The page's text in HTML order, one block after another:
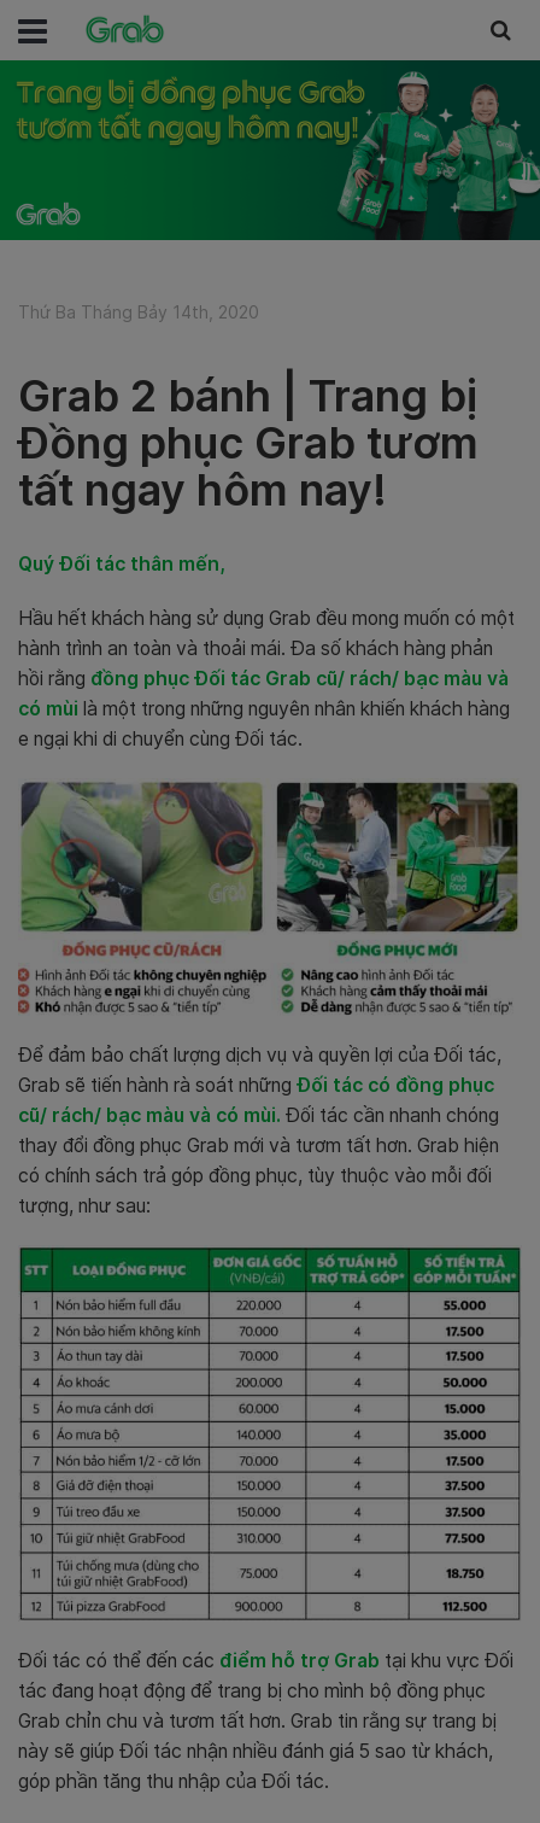
Thứ Ba Tháng Bảy 14th, 2020
Grab 2 bánh | Trang bị
Đồng phục Grab tươm
tất ngay hôm nay!
Quý Đối tác thân mến,
Hầu hết khách hàng sử dụng Grab đều mong muốn có một
hành trình an toàn và thoải mái. Đa số khách hàng phản
hồi rằng đồng phục Đối tác Grab cũ/ rách/ bạc màu và
có mùi là một trong những nguyên nhân khiến khách hàng
e ngại khi di chuyển cùng Đối tác.
Để đảm bảo chất lượng dịch vụ và quyền lợi của Đối tác,
Grab sẽ tiến hành rà soát những Đối tác có đồng phục
cũ/ rách/ bạc màu và có mùi. Đối tác cần nhanh chóng
thay đổi đồng phục Grab mới và tươm tất hơn. Grab hiện
có chính sách trả góp đồng phục, tùy thuộc vào mỗi đối
tượng, như sau:
Đối tác có thể đến các điểm hỗ trợ Grab tại khu vực Đối
tác đang hoạt động để trang bị cho mình bộ đồng phục
Grab chỉn chu và tươm tất hơn. Grab tin rằng sự trang bị
này sẽ giúp Đối tác nhận nhiều đánh giá 5 sao từ khách,
góp phần tăng thu nhập của Đối tác.